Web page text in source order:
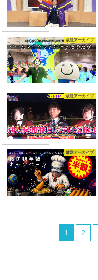
放送アーカイブ
放送アーカイブ
放送アーカイブ
1 2